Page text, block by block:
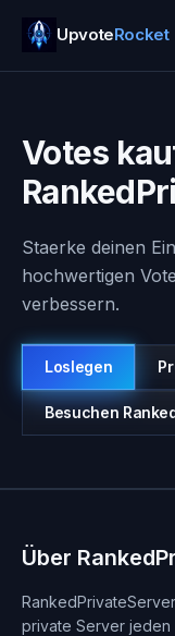
UpvoteRocket
Anmelden
Votes
Staerke deinen
hochwertigen
verbessern.
Loslegen
Besuchen
Über
private Server jeden